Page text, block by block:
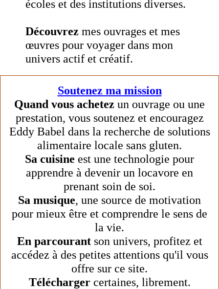
écoles et des institutions diverses.
Découvrez mes ouvrages et mes
œuvres pour voyager dans mon
univers actif et créatif.
Soutenez ma mission
Quand vous achetez un ouvrage ou une
prestation, vous soutenez et encouragez
Eddy Babel dans la recherche de solutions
alimentaire locale sans gluten.
Sa cuisine est une technologie pour
apprendre à devenir un locavore en
prenant soin de soi.
Sa musique, une source de motivation
pour mieux être et comprendre le sens de
la vie.
En parcourantson univers, profitez et
accédez à des petites attentions qu'il vous
offre sur ce site.
Téléchargercertaines, librement.